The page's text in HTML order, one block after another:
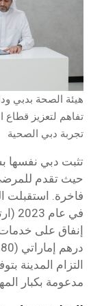
هيئة الصحة بدبي
تفاهم لتعزيز
تجربة دبي الصحية
تثبت دبي نفسها
حيث تقدم
التزام المدينة
مدعومة بكبار